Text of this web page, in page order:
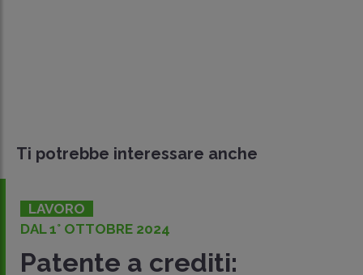
Ti potrebbe interessare anche
LAVORO
DAL 1° OTTOBRE 2024
Patente a crediti: